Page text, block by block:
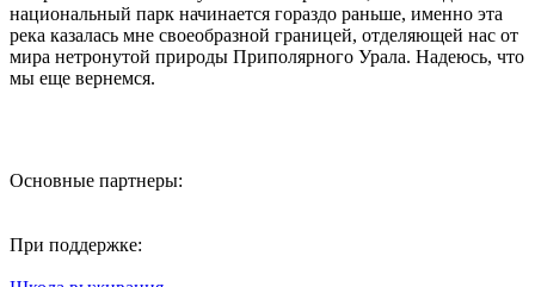
национальный парк начинается гораздо раньше, именно эта
река казалась мне своеобразной границей, отделяющей нас от
мира нетронутой природы Приполярного Урала. Надеюсь, что
мы еще вернемся.
Основные партнеры:
При поддержке: